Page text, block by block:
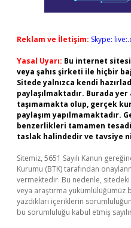
Reklam ve İletişim: Skype:
Yasal Uyarı: Bu internet
veya şahıs şirketi ile hiçbir
Sitede yalnızca kendi
paylaşılmaktadır. Burada
taşımamakta olup, gerçek
paylaşım yapılmamaktadır.
benzerlikleri tamamen
taslak halindedir ve tavsiye
Sitemiz, 5651 Sayılı Kanun
Kurumu (BTK) tarafından
vermektedir. Bu nedenle,
veya araştırma yükümlülüğümüz
yazdıkları içeriklerin
bu sorumluluğu kabul etmiş